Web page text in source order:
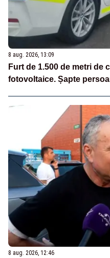
8 aug. 2026, 13:09
Furt de 1.500 de metri de
fotovoltaice. Șapte
8 aug. 2026, 12:46